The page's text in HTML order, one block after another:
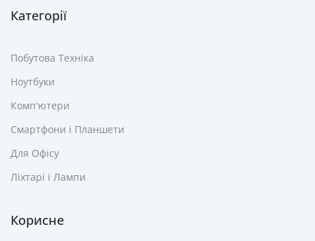
Категорії
Побутова Техніка
Ноутбуки
Комп'ютери
Смартфони і Планшети
Для Офісу
Ліхтарі і Лампи
Корисне